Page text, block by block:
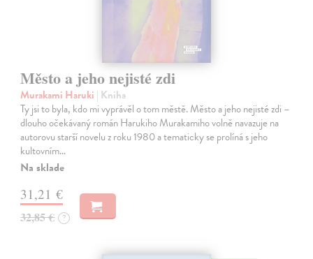
Město a jeho nejisté zdi
Murakami Haruki | Kniha
Ty jsi to byla, kdo mi vyprávěl o tom městě. Město a jeho nejisté zdi –
dlouho očekávaný román Harukiho Murakamiho volně navazuje na
autorovu starší novelu z roku 1980 a tematicky se prolíná s jeho
kultovním…
Na sklade
31,21 €
32,85 € ?